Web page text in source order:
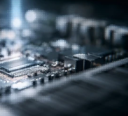
dibina di atas rangkaian global